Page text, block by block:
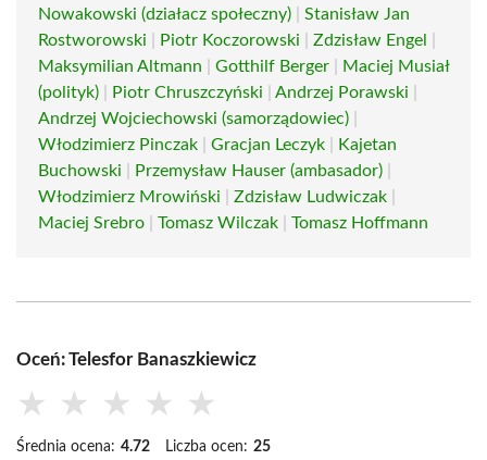
Nowakowski (działacz społeczny)
Stanisław Jan
Rostworowski
Piotr Koczorowski Zdzisław Engel
Maksymilian Altmann
Gotthilf Berger
Maciej Musiał
(polityk)
Piotr Chruszczyński Andrzej Porawski
Andrzej Wojciechowski (samorządowiec)
Włodzimierz Pinczak
Gracjan Leczyk
Kajetan
Buchowski
Przemysław Hauser (ambasador)
Włodzimierz Mrowiński
Zdzisław Ludwiczak
Maciej Srebro
Tomasz Wilczak Tomasz Hoffmann
Oceń: Telesfor Banaszkiewicz
★ ★ ★ ★ ★
Średnia ocena: 4.72 Liczba ocen: 25